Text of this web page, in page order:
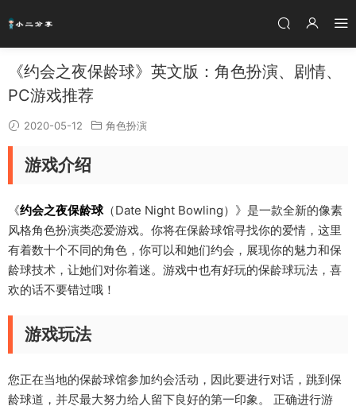
《约会之夜保龄球》英文版：角色扮演、剧情、
PC游戏推荐
2020-05-12 角色扮演
游戏介绍
《约会之夜保龄球（Date Night Bowling）》是一款全新的像素
风格角色扮演类恋爱游戏。你将在保龄球馆寻找你的爱情，这里
有着数十个不同的角色，你可以和她们约会，展现你的魅力和保
龄球技术，让她们对你着迷。游戏中也有好玩的保龄球玩法，喜
欢的话不要错过哦！
游戏玩法
您正在当地的保龄球馆参加约会活动，因此要进行对话，跳到保
龄球道，并尽最大努力给人留下良好的第一印象。 正确进行游